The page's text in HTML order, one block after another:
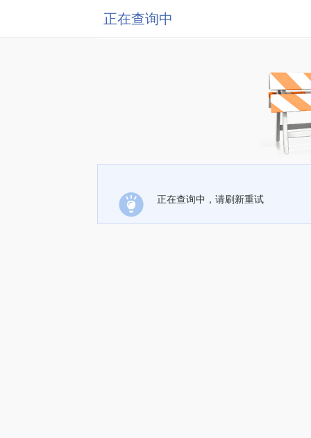
正在查询中
正在查询中，请刷新重试